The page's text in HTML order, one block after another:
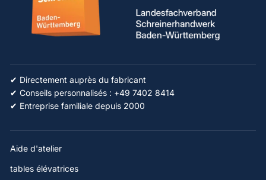
✔ Directement auprès du fabricant
✔ Conseils personnalisés : +49 7402 8414
✔ Entreprise familiale depuis 2000
Aide d'atelier
tables élévatrices